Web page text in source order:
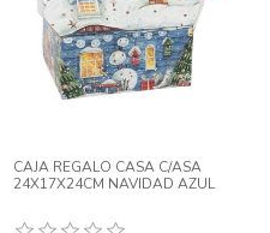
CAJA REGALO CASA C/ASA
24X17X24CM NAVIDAD AZUL